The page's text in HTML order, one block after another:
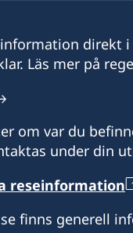
direkt
Läs mer på
om var du
under din
reseinformation
finns generell